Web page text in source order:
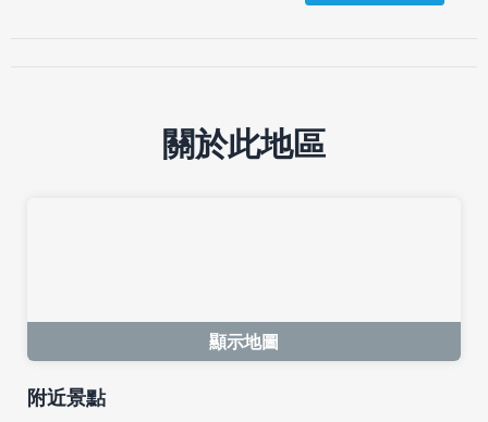
關於此地區
顯示地圖
附近景點